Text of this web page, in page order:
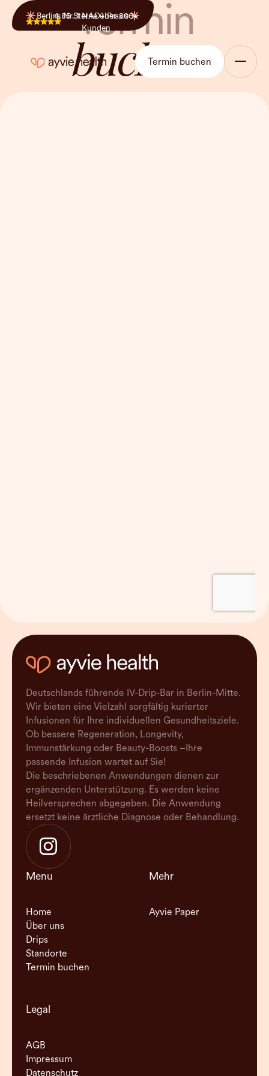
Termin
buchen
Termin buchen
4,85 Sterne über 800+
Kunden
Berlins Nr. 1 NAD+ Praxis
Premium Infusionen
Deutschlands führende IV-Drip-Bar in Berlin-Mitte.
Wir bieten eine Vielzahl sorgfältig kurierter
Infusionen für Ihre individuellen Gesundheitsziele.
Ob bessere Regeneration, Longevity,
Immunstärkung oder Beauty-Boosts –Ihre
passende Infusion wartet auf Sie!
Die beschriebenen Anwendungen dienen zur
ergänzenden Unterstützung. Es werden keine
Heilversprechen abgegeben. Die Anwendung
ersetzt keine ärztliche Diagnose oder Behandlung.
Menu
Home
Über uns
Drips
Standorte
Termin buchen
Mehr
Ayvie Paper
Legal
AGB
Impressum
Datenschutz